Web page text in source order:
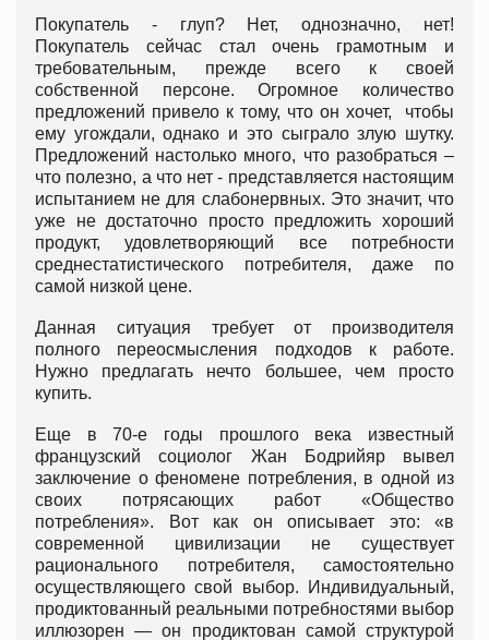
Покупатель - глуп? Нет, однозначно, нет!
Покупатель сейчас стал очень грамотным и
требовательным, прежде всего к своей
собственной персоне. Огромное количество
предложений привело к тому, что он хочет, чтобы
ему угождали, однако и это сыграло злую шутку.
Предложений настолько много, что разобраться –
что полезно, а что нет - представляется настоящим
испытанием не для слабонервных. Это значит, что
уже не достаточно просто предложить хороший
продукт, удовлетворяющий все потребности
среднестатистического потребителя, даже по
самой низкой цене.
Данная ситуация требует от производителя
полного переосмысления подходов к работе.
Нужно предлагать нечто большее, чем просто
купить.
Еще в 70-е годы прошлого века известный
французский социолог Жан Бодрийяр вывел
заключение о феномене потребления, в одной из
своих потрясающих работ «Общество
потребления». Вот как он описывает это: «в
современной цивилизации не существует
рационального потребителя, самостоятельно
осуществляющего свой выбор. Индивидуальный,
продиктованный реальными потребностями выбор
иллюзорен — он продиктован самой структурой